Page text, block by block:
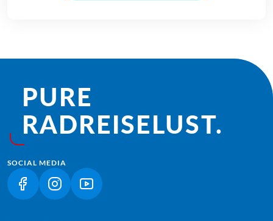
PURE
RADREISE­LUST.
SOCIAL MEDIA
(LINK ÖFFNET IN NEUEM TAB)
(LINK ÖFFNET IN NEUEM TAB)
(LINK ÖFFNET IN NEUEM TAB)